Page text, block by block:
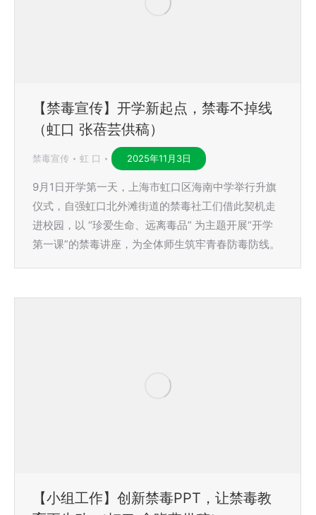
【禁毒宣传】开学新起点，禁毒不掉线
（虹口 张蓓芸供稿）
禁毒宣传 虹 口 2025年11月3日
9月1日开学第一天，上海市虹口区海南中学举行升旗
仪式，自强虹口北外滩街道的禁毒社工们借此契机走
进校园，以 “珍爱生命、远离毒品” 为主题开展“开学
第一课”的禁毒讲座，为全体师生筑牢青春防毒防线。
【小组工作】创新禁毒PPT，让禁毒教